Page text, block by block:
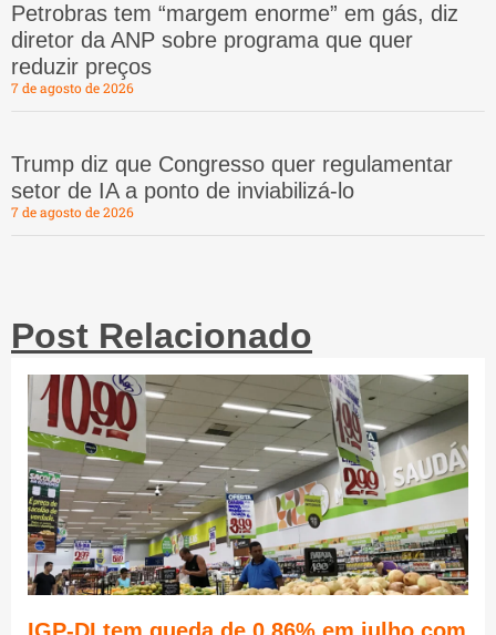
Petrobras tem “margem enorme” em gás, diz
diretor da ANP sobre programa que quer
reduzir preços
7 de agosto de 2026
Trump diz que Congresso quer regulamentar
setor de IA a ponto de inviabilizá-lo
7 de agosto de 2026
Post Relacionado